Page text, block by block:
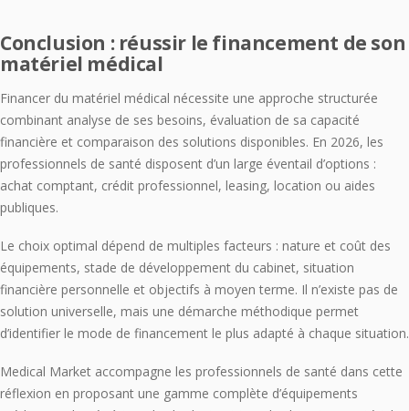
Conclusion : réussir le financement de son
matériel médical
Financer du matériel médical nécessite une approche structurée
combinant analyse de ses besoins, évaluation de sa capacité
financière et comparaison des solutions disponibles. En 2026, les
professionnels de santé disposent d’un large éventail d’options :
achat comptant, crédit professionnel, leasing, location ou aides
publiques.
Le choix optimal dépend de multiples facteurs : nature et coût des
équipements, stade de développement du cabinet, situation
financière personnelle et objectifs à moyen terme. Il n’existe pas de
solution universelle, mais une démarche méthodique permet
d’identifier le mode de financement le plus adapté à chaque situation.
Medical Market accompagne les professionnels de santé dans cette
réflexion en proposant une gamme complète d’équipements